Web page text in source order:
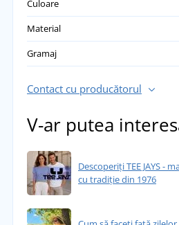
Culoare
Material
Gramaj
Contact cu producătorul
V-ar putea
Descoperiți TEE JAYS -
cu tradiție din 1976